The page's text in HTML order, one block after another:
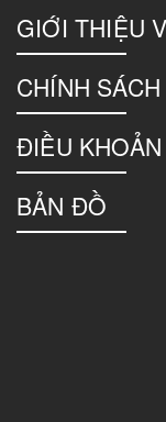
GIỚI THIỆU
CHÍNH SÁCH
ĐIỀU KHOẢN
BẢN ĐỒ